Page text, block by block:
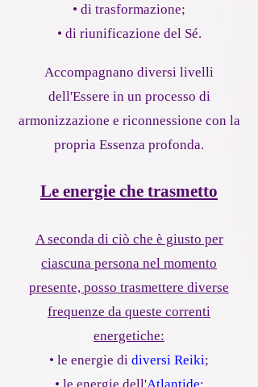
• di trasformazione;
• di riunificazione del Sé.
Accompagnano diversi livelli
dell'Essere in un processo di
armonizzazione e riconnessione con la
propria Essenza profonda.
Le energie che trasmetto
A seconda di ciò che è giusto per
ciascuna persona nel momento
presente, posso trasmettere diverse
frequenze da queste correnti
energetiche:
• le energie di diversi Reiki;